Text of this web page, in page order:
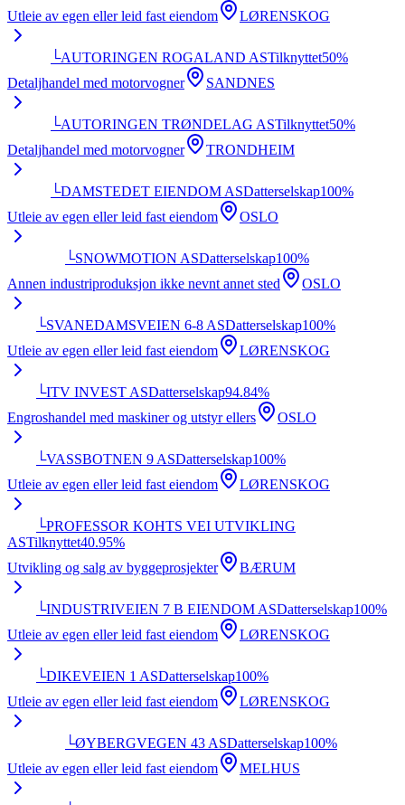
Utleie av egen eller leid fast eiendom
LØRENSKOG
└AUTORINGEN ROGALAND ASTilknyttet50%
Detaljhandel med motorvogner
SANDNES
└AUTORINGEN TRØNDELAG ASTilknyttet50%
Detaljhandel med motorvogner
TRONDHEIM
└DAMSTEDET EIENDOM ASDatterselskap100%
Utleie av egen eller leid fast eiendom
OSLO
└SNOWMOTION ASDatterselskap100%
Annen industriproduksjon ikke nevnt annet sted
OSLO
└SVANEDAMSVEIEN 6-8 ASDatterselskap100%
Utleie av egen eller leid fast eiendom
LØRENSKOG
└ITV INVEST ASDatterselskap94.84%
Engroshandel med maskiner og utstyr ellers
OSLO
└VASSBOTNEN 9 ASDatterselskap100%
Utleie av egen eller leid fast eiendom
LØRENSKOG
└PROFESSOR KOHTS VEI UTVIKLING
ASTilknyttet40.95%
Utvikling og salg av byggeprosjekter
BÆRUM
└INDUSTRIVEIEN 7 B EIENDOM ASDatterselskap100%
Utleie av egen eller leid fast eiendom
LØRENSKOG
└DIKEVEIEN 1 ASDatterselskap100%
Utleie av egen eller leid fast eiendom
LØRENSKOG
└ØYBERGVEGEN 43 ASDatterselskap100%
Utleie av egen eller leid fast eiendom
MELHUS